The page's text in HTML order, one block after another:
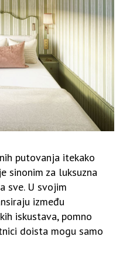
putovanja itekako
sinonim za luksuzna
sve. U svojim
između
iskustava, pomno
doista mogu samo